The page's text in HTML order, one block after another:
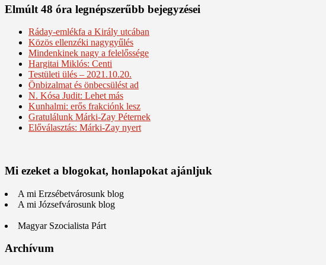
Elmúlt 48 óra legnépszerűbb bejegyzései
Ráday-emlékfa a Király utcában
Közös ellenzéki nagygyűlés
Mindenkinek nagy a felelőssége
Hargitai Miklós: Centi
Testületi ülés – 2021.10.20.
Önbizalmat és önbecsülést ad
N. Kósa Judit: Lehet más
Kunhalmi: erős frakciónk lesz
Gratulálunk Márki-Zay Péternek
Előválasztás: Márki-Zay nyert
Mi ezeket a blogokat, honlapokat ajánljuk
A mi Erzsébetvárosunk blog
A mi Józsefvárosunk blog
Magyar Szocialista Párt
Archívum